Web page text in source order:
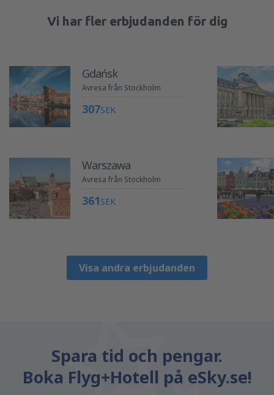
Vi har fler erbjudanden för dig
Gdańsk
Avresa från Stockholm
307SEK
Warszawa
Avresa från Stockholm
361SEK
Visa andra erbjudanden
Spara tid och pengar.
Boka Flyg+Hotell på eSky.se!